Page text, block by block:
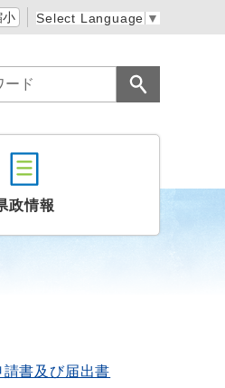
小 Select Language ▼
政情報
書及び届出書